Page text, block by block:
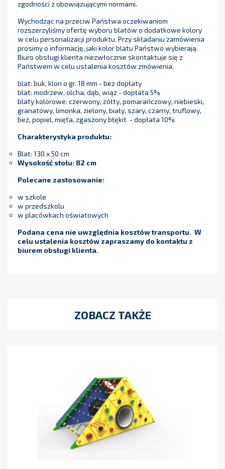
zgodności z obowiązującymi normami.
Wychodząc na przeciw Państwa oczekiwaniom
rozszerzyliśmy ofertę wyboru blatów o dodatkowe kolory
w celu personalizacji produktu. Przy składaniu zamówienia
prosimy o informację, jaki kolor blatu Państwo wybierają.
Biuro obsługi klienta niezwłocznie skontaktuje się z
Państwem w celu ustalenia kosztów zmówienia.
blat: buk, klon o gr. 18 mm - bez dopłaty
blat: modrzew, olcha, dąb, wiąz - dopłata 5%
blaty kolorowe: czerwony, żółty, pomarańczowy, niebieski,
granatowy, limonka, zielony, biały, szary, czarny, truflowy,
beż, popiel, mięta, zgaszony błękit - dopłata 10%
Charakterystyka produktu:
Blat: 130 x 50 cm
Wysokość stołu: 82 cm
Polecane zastosowanie:
w szkole
w przedszkolu
w placówkach oświatowych
Podana cena nie uwzględnia kosztów transportu. W
celu ustalenia kosztów zapraszamy do kontaktu z
biurem obsługi klienta.
ZOBACZ TAKŻE